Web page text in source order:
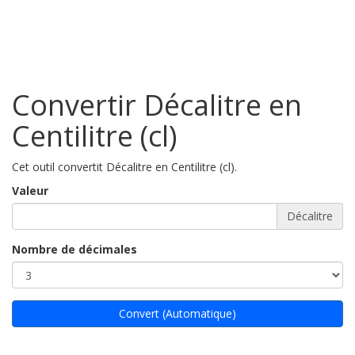
Convertir Décalitre en
Centilitre (cl)
Cet outil convertit Décalitre en Centilitre (cl).
Valeur
Décalitre
Nombre de décimales
Convert (Automatique)